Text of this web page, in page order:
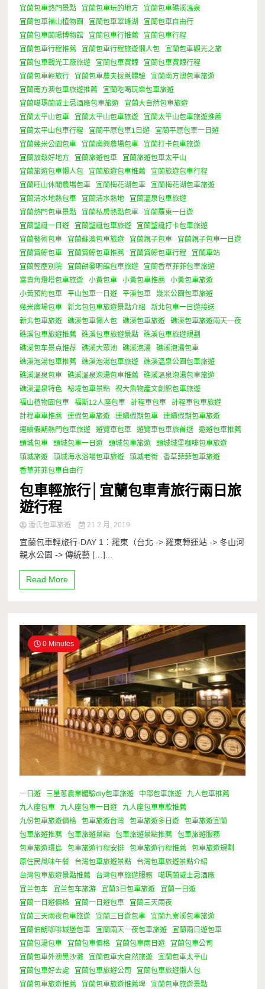
宜蘭包車熱門景點
宜蘭包車玩的地方
宜蘭包車礁溪溫泉
宜蘭包車福山植物園
宜蘭包車翠峰湖
宜蘭包車自由行
宜蘭包車蘭陽博物館
宜蘭包車行推薦
宜蘭包車行程
宜蘭包車行程推薦
宜蘭包車行程旅遊懶人包
宜蘭包車觀光之旅
宜蘭包車觀光工廠旅遊
宜蘭包車賞鯨
宜蘭包車賞鯨行程
宜蘭包車輕旅行
宜蘭包車農夫拔蔥體驗
宜蘭南方澳包車旅遊
宜蘭南方澳包車旅遊推薦
宜蘭吃喝玩樂包車旅遊
宜蘭噶瑪蘭威士忌酒廠包車旅遊
宜蘭大自然包車旅遊
宜蘭太平山包車
宜蘭太平山包車旅遊
宜蘭太平山包車旅遊推薦
宜蘭太平山包車行程
宜蘭平原包車1日遊
宜蘭平原包車一日遊
宜蘭幾米公園包車
宜蘭廣興農場包車
宜蘭打卡包車旅遊
宜蘭放鬆好地方
宜蘭旅遊包車
宜蘭旅遊包車太平山
宜蘭旅遊包車懶人包
宜蘭旅遊包車推薦
宜蘭旅遊包車行程
宜蘭旺山休閒農場包車
宜蘭梅花湖包車
宜蘭梅花湖包車旅遊
宜蘭清水地熱包車
宜蘭清水熱地
宜蘭溫泉包車旅遊
宜蘭熱門包車景點
宜蘭私房熱點包車
宜蘭羅東一日遊
宜蘭聖誕一日遊
宜蘭聖誕包車旅遊
宜蘭聖誕打卡包車旅遊
宜蘭藝術包車
宜蘭蘇澳包車旅遊 宜蘭親子包車
宜蘭親子包車一日遊
宜蘭賞鯨包車
宜蘭賞鯨包車推薦 宜蘭賞鯨包車行程
宜蘭車站
宜蘭輕塵別院
宜蘭餅發明館包車旅遊
宜蘭香草菲菲包車旅遊
富貴角燈塔包車旅遊
小黃包車 小黃包車推薦
小黃包車旅遊
小黃預約包車
平山包車一日遊 平溪包車
幾米公園包車旅遊
幾米廣場包車
新北包包車旅遊景點介紹
新北包車一日遊接送
新北包車旅遊
礁溪包車懶人包 礁溪包車旅遊
礁溪包車旅遊兩天一夜
礁溪包車旅遊推薦
礁溪包車旅遊景點
礁溪包車旅遊規劃
礁溪包车景点推荐
礁溪大眾池 礁溪泡湯
礁溪泡湯包車
礁溪泡湯包車推薦
礁溪泡湯包車旅遊
礁溪溫泉公園包車旅遊
礁溪溫泉包車
礁溪溫泉泡湯包車推薦
礁溪溫泉泡湯包車旅遊
礁溪溫泉特色
祕境包車景點
祝大魚物產文創館包車旅遊
福山植物園包車
福斯12人座包車 計程車包車
計程車包車旅遊
計程車車推薦
連假包車旅遊 連續假期包車
連續假期包車旅遊
連續假期熱門包車旅遊
遊覽車包車 遊覽車包車旅首選
遨遊包車推薦
頭城包車
頭城包車一日遊 頭城包車旅遊
頭城城堡咖啡包車旅遊
頭城旅遊
頭城海水浴場包車旅遊 頭城老街
香草菲菲包車旅遊
香草菲菲包車自由行
包車輕旅行│宜蘭包車青旅行兩日旅
遊行程
潘氏包車旅遊 21 2 月, 2019
宜蘭包車輕旅行-DAY 1：羅東（台北 -> 羅東轉運站 -> 冬山河
親水公園 -> 傳統藝 […]...
Read More
0 Minutes
一日遊 三星蔥農業體驗diy包車旅遊 中部包車旅遊
九人包車推薦
九人座包車
九人座包車一日遊
九人座包車車款推薦
九份包車旅遊價格
包車旅遊台灣 包車旅遊多日遊
包車旅遊宜蘭
包車旅遊推薦
包車旅遊景點 包車旅遊景點推薦
包車旅遊服務
包車旅遊環島
包車旅遊行程安排 包車旅遊行程推薦
包車旅遊規劃
原住民風味午餐
台灣包車旅遊景點
台灣包車旅遊景點介紹
台灣包車旅遊景點推薦
台灣包車旅遊服務
噶瑪蘭威士忌酒廠
宜兰包车
宜兰包车旅游 宜蘭3日包車旅遊
宜蘭一日遊
宜蘭一日遊價格
宜蘭一日遊包車
宜蘭三天兩夜
宜蘭三天兩夜包車旅遊
宜蘭三日遊包車
宜蘭九寮溪包車旅遊
宜蘭伯朗咖啡城堡包車
宜蘭兩天一夜包車旅遊
宜蘭兩日遊包車
宜蘭包湯包車
宜蘭包車價格 宜蘭包車兩日遊
宜蘭包車公司
宜蘭包車外澳黑沙灘
宜蘭包車大自然旅遊
宜蘭包車太平山
宜蘭包車好去處
宜蘭包車旅遊公司
宜蘭包車旅遊懶人包
宜蘭包車旅遊推薦
宜蘭包車旅遊推薦埤
宜蘭包車旅遊景點